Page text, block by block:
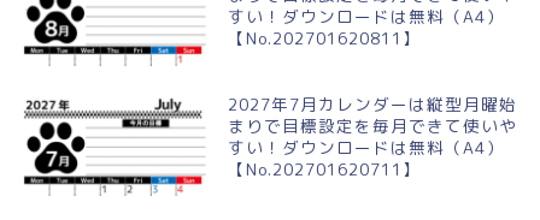
すい！ダウンロードは無料（A4）
【No.202701620811】
2027年7月カレンダーは縦型月曜始
まりで目標設定を毎月できて使いや
すい！ダウンロードは無料（A4）
【No.202701620711】